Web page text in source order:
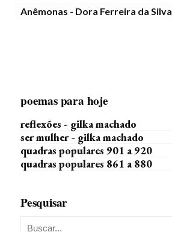
Anêmonas - Dora Ferreira da Silva
poemas para hoje
reflexões - gilka machado
ser mulher - gilka machado
quadras populares 901 a 920
quadras populares 861 a 880
Pesquisar